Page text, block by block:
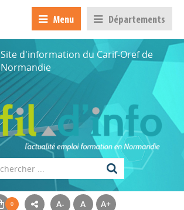
Menu Départements
Site d'information du Carif-Oref de
Normandie
A- A A+